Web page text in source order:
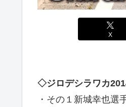
X
◇ジロデシラワカ
・その１新城幸也選